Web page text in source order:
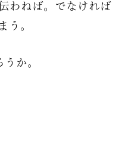
わねば。でなければ
う。
か。